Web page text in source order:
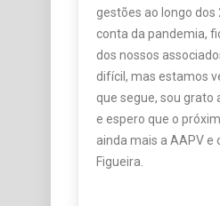
gestões ao longo
conta da pandemia,
dos nossos
difícil, mas estamos
que segue, sou
e espero que o
ainda mais a AAPV e
Figueira.